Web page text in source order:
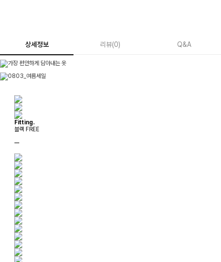
상세정보 리뷰(0) Q&A
Fitting.
블랙 FREE
ㅡ